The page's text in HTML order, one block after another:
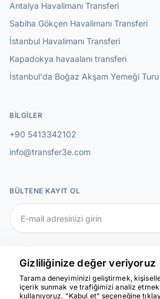
Antalya Havalimanı Transferi
Sabiha Gökçen Havalimanı Transferi
İstanbul Havalimanı Transferi
Kapadokya havaalanı transferi
İstanbul'da Boğaz Akşam Yemeği Turu
BILGILER
+90 5413342102
info@transfer3e.com
BÜLTENE KAYIT OL
Gizliliğinize değer veriyoruz
Tarama deneyiminizi geliştirmek,
içerik sunmak ve trafiğimizi analiz
kullanıyoruz. "Kabul et" seçeneğine